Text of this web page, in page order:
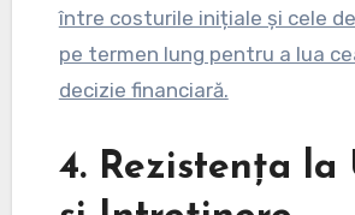
între costurile inițiale și cele
pe termen lung pentru a lua
decizie financiară.
4. Rezistența la